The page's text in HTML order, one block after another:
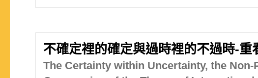
不確定裡的確定與過時裡的不過時-
The Certainty within Uncertainty, the